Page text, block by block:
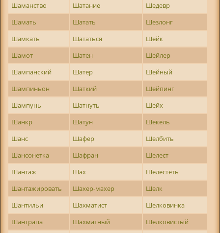
Шаманство
Шатание
Шедевр
Шамать
Шатать
Шезлонг
Шамкать
Шататься
Шейк
Шамот
Шатен
Шейлер
Шампанский
Шатер
Шейный
Шампиньон
Шаткий
Шейпинг
Шампунь
Шатнуть
Шейх
Шанкр
Шатун
Шекель
Шанс
Шафер
Шелбить
Шансонетка
Шафран
Шелест
Шантаж
Шах
Шелестеть
Шантажировать
Шахер-махер
Шелк
Шантильи
Шахматист
Шелковинка
Шантрапа
Шахматный
Шелковистый